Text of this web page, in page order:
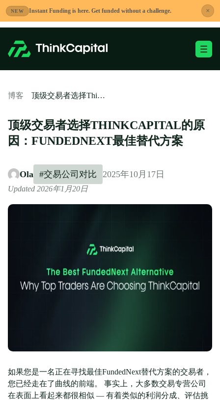
NEW Instant Funding is here. Get funded without a challenge. ×
到
内
切换移动端菜单
博客 顶级交易者选择ThinkCapital的原因：FundedNext最佳替代方案
顶级交易者选择THINKCAPITAL的原
因：FUNDEDNEXT最佳替代方案
Ola #交易公司对比 2025年10月17日
Updated 2026年1月20日
如果您是一名正在寻找最佳FundedNext替代方案的交易者，
您已经走在了曲线的前端。 事实上，大多数交易专营公司
在表面上看起来都很相似 — 有着类似的利润分成、评估挑